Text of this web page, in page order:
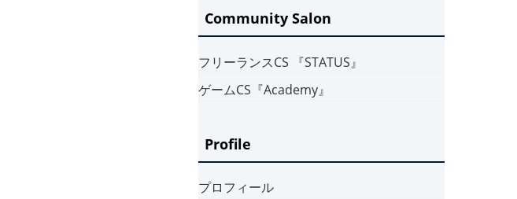
Community Salon
フリーランスCS 『STATUS』
ゲームCS『Academy』
Profile
プロフィール